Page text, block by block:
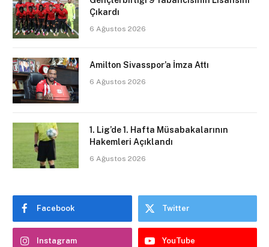
Çıkardı
6 Ağustos 2026
Amilton Sivasspor’a İmza Attı
6 Ağustos 2026
1. Lig’de 1. Hafta Müsabakalarının
Hakemleri Açıklandı
6 Ağustos 2026
Facebook Twitter
Instagram YouTube